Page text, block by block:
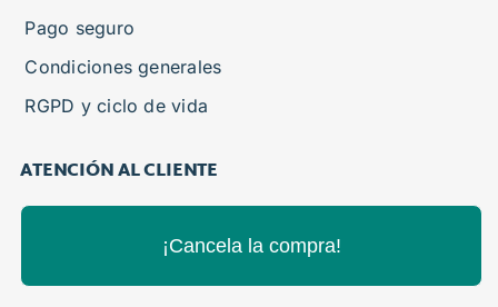
Pago seguro
Condiciones generales
RGPD y ciclo de vida
ATENCIÓN AL CLIENTE
¡Cancela la compra!